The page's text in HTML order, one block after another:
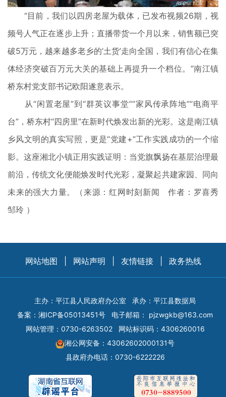
“目前，我们以四房老屋为载体，已发布视频26期，视
频号人气正在逐步上升；直播带货一个月以来，销售额已突
破5万元，越来越多老乡的‘土货’走向全国，我们有信心在集
体经济突破百万元大关的基础上再提升一个档位。”南江镇
桥东村党支部书记欧阳遂意表示。
从“闲置老屋”到“群英议事堂”“家风传承阵地”“电商平
台”，桥东村“四房里”在新时代焕发出新的光彩。这是南江镇
乡风文明的真实写照，更是“党建+”工作实践成功的一个缩
影。这座湘北小镇正用实践证明：当党旗飘扬在基层治理最
前沿，传统文化便能焕发时代光彩，凝聚起共建家园、同向
未来的强大力量。（来源：红网时刻新闻 作者：罗喜秀
邹玲 ）
网站地图 网站声明 友情链接 政务热线
主办：平江县人民政府办公室
承办：平江县数据局
备案： 湘ICP备05013451号 电子邮箱： pjzwgkb@163.com
网站管理：0730-6263502
网站标识码：4306260016
湘公网安备：43062602000131号
县政府办电话：0730-6222226